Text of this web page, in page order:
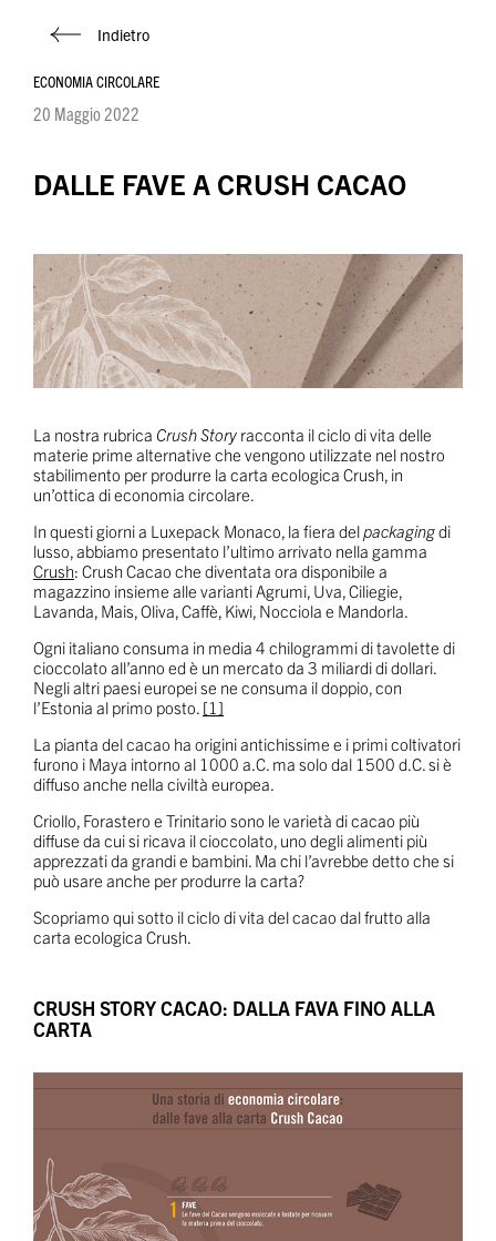
Indietro
ECONOMIA CIRCOLARE
20 Maggio 2022
DALLE FAVE A CRUSH CACAO
La nostra rubrica Crush Story racconta il ciclo di vita delle
materie prime alternative che vengono utilizzate nel nostro
stabilimento per produrre la carta ecologica Crush, in
un’ottica di economia circolare.
In questi giorni a Luxepack Monaco, la fiera delpackagingdi
lusso, abbiamo presentato l’ultimo arrivato nella gamma
Crush: Crush Cacao che diventata ora disponibile a
magazzino insieme alle varianti Agrumi, Uva, Ciliegie,
Lavanda, Mais, Oliva, Caffè, Kiwi, Nocciola e Mandorla.
Ogni italiano consuma in media 4 chilogrammi di tavolette di
cioccolato all’anno ed è un mercato da 3 miliardi di dollari.
Negli altri paesi europei se ne consuma il doppio, con
l’Estonia al primo posto. [1]
La pianta del cacao ha origini antichissime e i primi coltivatori
furono i Maya intorno al 1000 a.C. ma solo dal 1500 d.C. si è
diffuso anche nella civiltà europea.
Criollo, Forastero e Trinitario sono le varietà di cacao più
diffuse da cui si ricava il cioccolato, uno degli alimenti più
apprezzati da grandi e bambini. Ma chi l’avrebbe detto che si
può usare anche per produrre la carta?
Scopriamo qui sotto il ciclo di vita del cacao dal frutto alla
carta ecologica Crush.
CRUSH STORY CACAO: DALLA FAVA FINO ALLA
CARTA